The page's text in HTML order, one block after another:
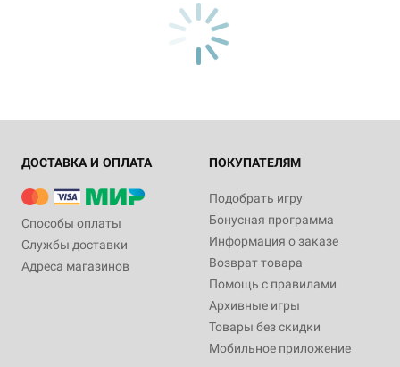
ДОСТАВКА И ОПЛАТА
Способы оплаты
Службы доставки
Адреса магазинов
ПОКУПАТЕЛЯМ
Подобрать игру
Бонусная программа
Информация о заказе
Возврат товара
Помощь с правилами
Архивные игры
Товары без скидки
Мобильное приложение